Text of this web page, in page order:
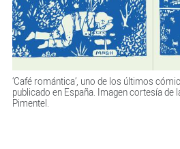
‘Café romántica’, uno de los últimos
publicado en España. Imagen cortesía de
Pimentel.